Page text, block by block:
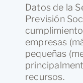
Datos de la
Previsión
empresas
pequeñas
recursos.